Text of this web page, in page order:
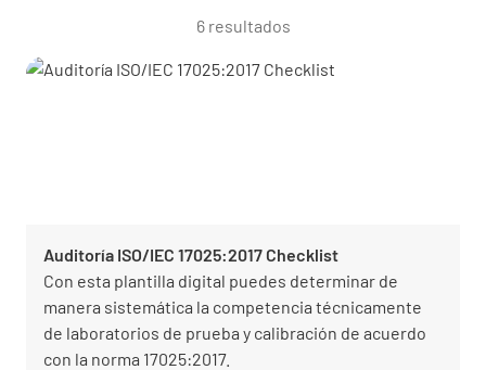
6 resultados
Auditoría ISO/IEC 17025:2017 Checklist
Con esta plantilla digital puedes determinar de
manera sistemática la competencia técnicamente
de laboratorios de prueba y calibración de acuerdo
con la norma 17025:2017.